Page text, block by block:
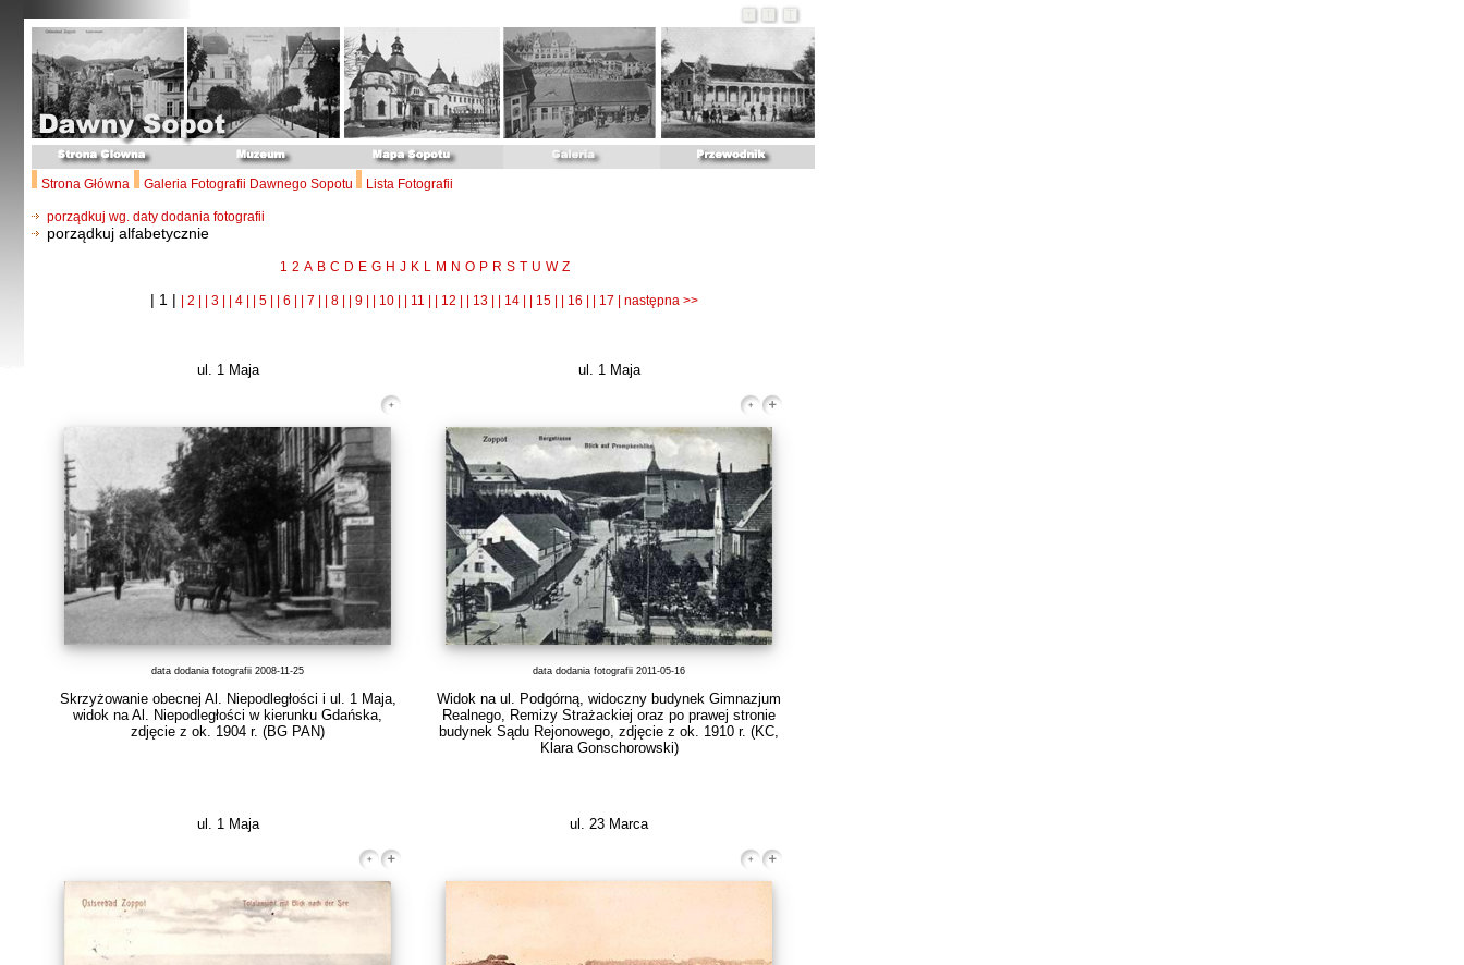
Strona Główna Galeria Fotografii Dawnego Sopotu Lista Fotografii
porządkuj wg. daty dodania fotografii
porządkuj alfabetycznie
1 2 A B C D E G H J K L M N O P R S T U W Z
| 1 | | 2 | | 3 | | 4 | | 5 | | 6 | | 7 | | 8 | | 9 | | 10 | | 11 | | 12 | | 13 | | 14 | | 15 | | 16 | | 17 | następna >>
ul. 1 Maja
data dodania fotografii 2008-11-25
Skrzyżowanie obecnej Al. Niepodległości i ul. 1 Maja,
widok na Al. Niepodległości w kierunku Gdańska,
zdjęcie z ok. 1904 r. (BG PAN)
ul. 1 Maja
data dodania fotografii 2011-05-16
Widok na ul. Podgórną, widoczny budynek Gimnazjum
Realnego, Remizy Strażackiej oraz po prawej stronie
budynek Sądu Rejonowego, zdjęcie z ok. 1910 r. (KC,
Klara Gonschorowski)
ul. 1 Maja ul. 23 Marca